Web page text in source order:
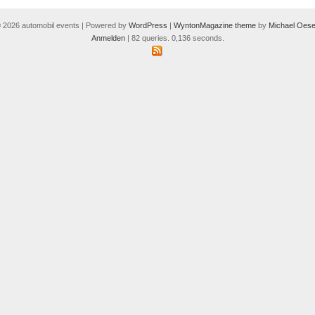
2026 automobil events | Powered by WordPress | WyntonMagazine theme by Michael
Anmelden| 82 queries. 0,136 seconds.